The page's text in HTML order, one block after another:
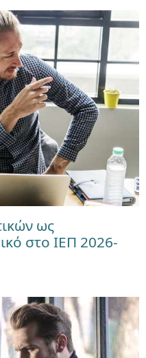
ως
στο ΙΕΠ 2026-